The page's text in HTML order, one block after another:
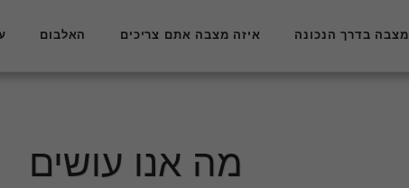
מצבה בדרך הנכונה איזה מצבה אתם צריכים האלבום
מה אנו עושים